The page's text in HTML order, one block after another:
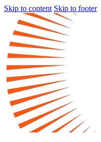
Skip to content Skip to footer